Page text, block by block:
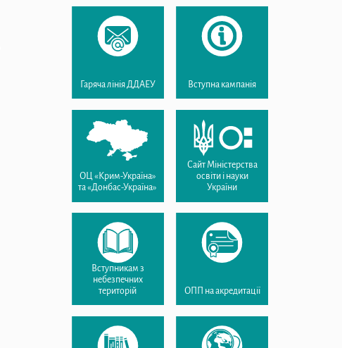
Гаряча лінія ДДАЕУ Вступна кампанія
ОЦ «Крим-Україна»
та «Донбас-Україна»
Сайт Міністерства
освіти і науки
України
Вступникам з
небезпечних
територій
ОПП на акредитації